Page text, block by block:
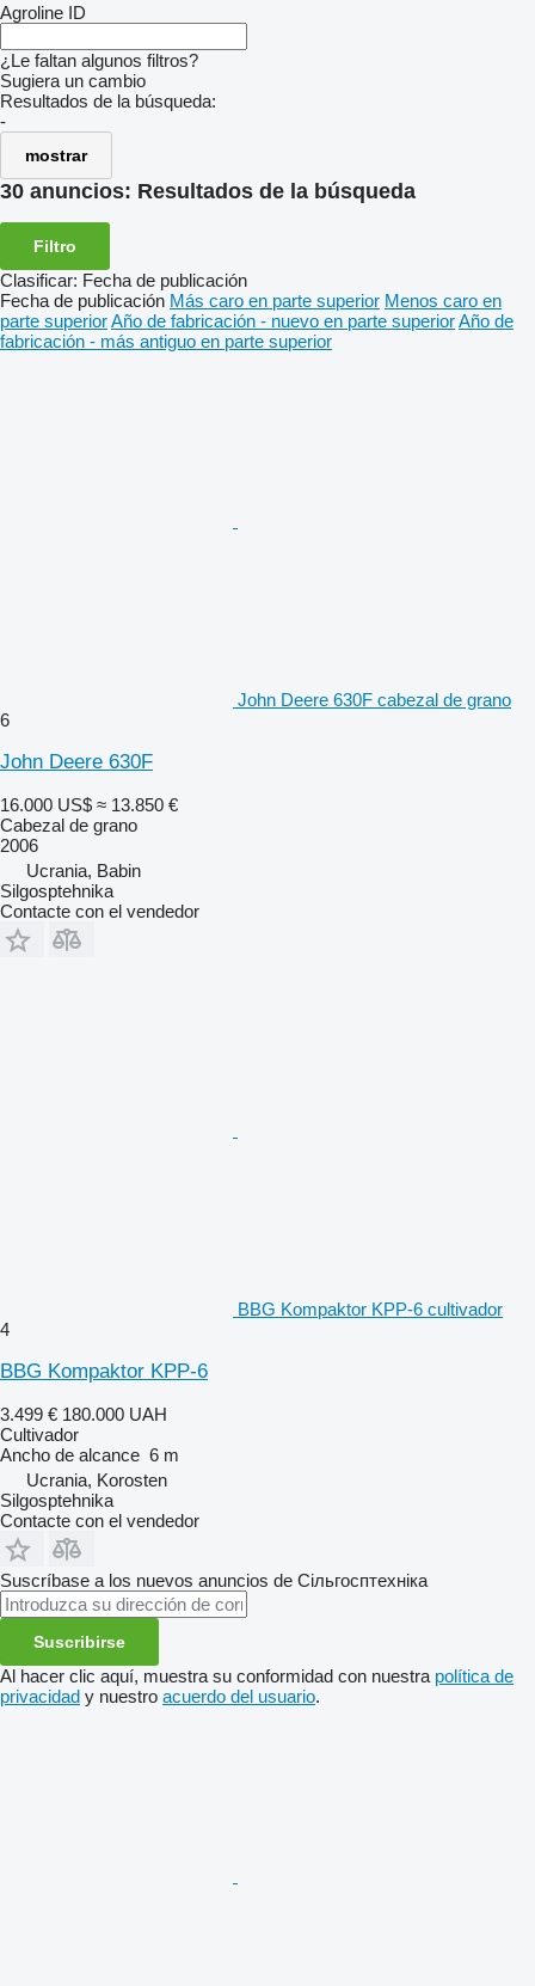
Agroline ID
¿Le faltan algunos filtros?
Sugiera un cambio
Resultados de la búsqueda:
-
mostrar
30 anuncios: Resultados de la búsqueda
Filtro
Clasificar: Fecha de publicación
Fecha de publicación Más caro en parte superior Menos caro en
parte superiorAño de fabricación - nuevo en parte superiorAño de
fabricación - más antiguo en parte superior
John Deere 630F cabezal de grano
6
John Deere 630F
16.000 US$ ≈ 13.850 €
Cabezal de grano
2006
Ucrania, Babin
Silgosptehnika
Contacte con el vendedor
BBG Kompaktor KPP-6 cultivador
4
BBG Kompaktor KPP-6
3.499 € 180.000 UAH
Cultivador
Ancho de alcance 6 m
Ucrania, Korosten
Silgosptehnika
Contacte con el vendedor
Suscríbase a los nuevos anuncios de Сільгосптехніка
Suscribirse
Al hacer clic aquí, muestra su conformidad con nuestra política de
privacidad y nuestro acuerdo del usuario.